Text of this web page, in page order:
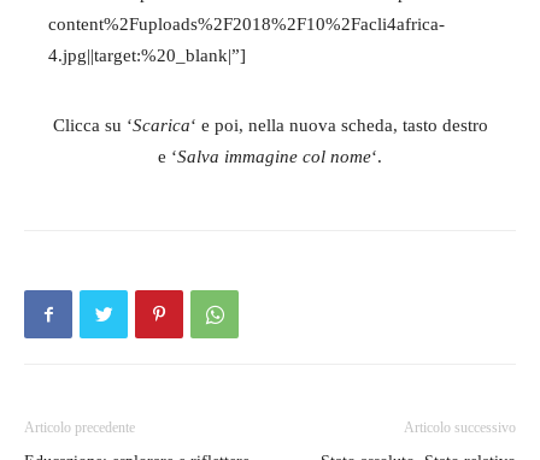
content%2Fuploads%2F2018%2F10%2Facli4africa-
4.jpg||target:%20_blank|”]
Clicca su ‘Scarica‘ e poi, nella nuova scheda, tasto destro
e ‘Salva immagine col nome‘.
Articolo precedente Articolo successivo